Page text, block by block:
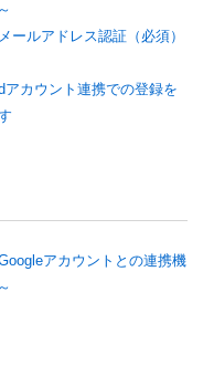
ールアドレス認証（必須）
アカウント連携での登録を
アカウントとの連携機